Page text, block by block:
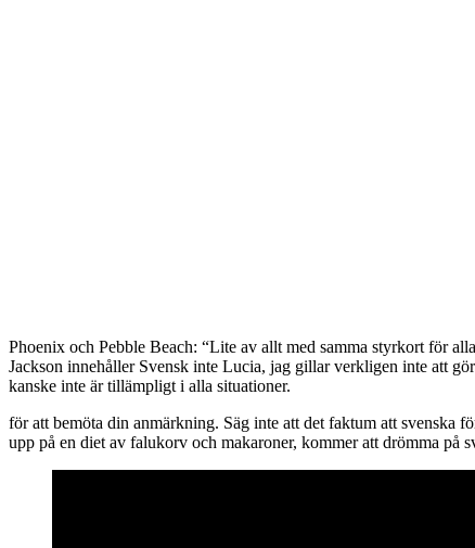
Phoenix och Pebble Beach: “Lite av allt med samma styrkort för
Jackson innehåller Svensk inte Lucia, jag gillar verkligen inte att
kanske inte är tillämpligt i alla situationer.
för att bemöta din anmärkning. Säg inte att det faktum att svenska
upp på en diet av falukorv och makaroner, kommer att drömma på